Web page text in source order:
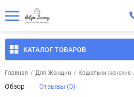
КАТАЛОГ ТОВАРОВ
Главная / Для Женщин / Кошельки женские
Обзор Отзывы (0)